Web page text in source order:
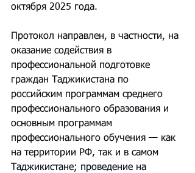
октября 2025 года.
Протокол направлен, в частности, на
оказание содействия в
профессиональной подготовке
граждан Таджикистана по
российским программам среднего
профессионального образования и
основным программам
профессионального обучения — как
на территории РФ, так и в самом
Таджикистане; проведение на